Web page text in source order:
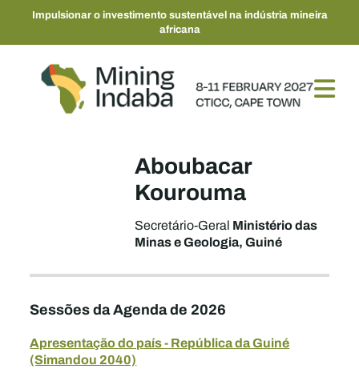
Impulsionar o investimento sustentável na indústria mineira
africana
Aboubacar
Kourouma
Secretário-Geral Ministério das
Minas e Geologia, Guiné
Sessões da Agenda de 2026
Apresentação do país - República da Guiné
(Simandou 2040)